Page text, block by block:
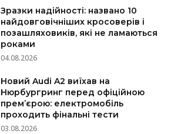
Зразки надійності: названо 10
найдовговічніших кросоверів і
позашляховиків, які не ламаються
роками
04.08.2026
Новий Audi A2 виїхав на
Нюрбургринг перед офіційною
прем’єрою: електромобіль
проходить фінальні тести
03.08.2026